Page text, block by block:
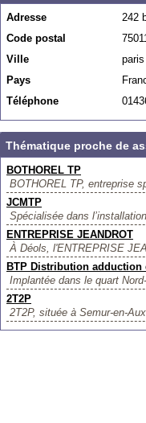
Adresse
242
Code postal
Ville
paris
Pays
Téléphone
Thématique proche de
BOTHOREL TP
BOTHOREL TP, entreprise
JCMTP
Spécialisée dans
ENTREPRISE JEANDROT
À Déols, l'ENTREPRISE
BTP Distribution adduction
Implantée dans le quart
2T2P
2T2P, située à Semur-en-